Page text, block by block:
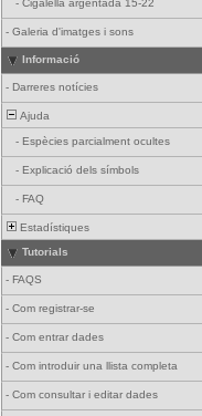
- Cigalella argentada 15-22
- Galeria d'imatges i sons
Informació
- Darreres notícies
Ajuda
- Espècies parcialment ocultes
- Explicació dels símbols
- FAQ
Estadístiques
Tutorials
- FAQS
- Com registrar-se
- Com entrar dades
- Com introduir una llista completa
- Com consultar i editar dades